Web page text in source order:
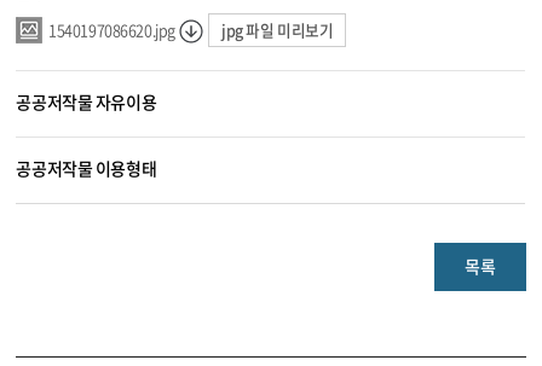
1540197086620.jpg jpg 파일 미리보기
공공저작물 자유이용
공공저작물 이용형태
목록